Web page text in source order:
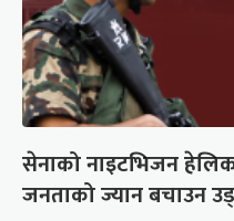
सेनाको नाइटभिजन
जनताको ज्यान बचाउन